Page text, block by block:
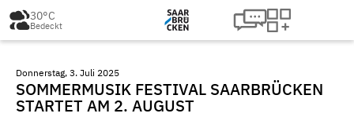
30°C
Bedeckt
Donnerstag, 3. Juli 2025
SOMMERMUSIK FESTIVAL SAARBRÜCKEN
STARTET AM 2. AUGUST